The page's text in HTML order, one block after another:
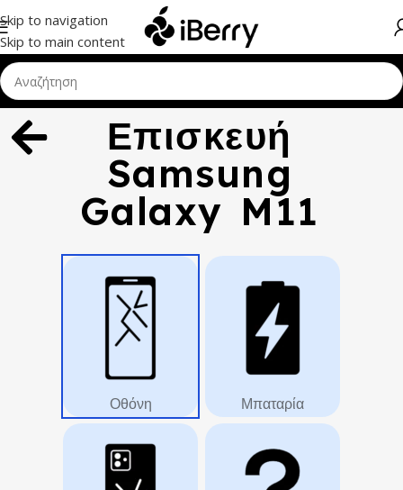
Skip to navigation
Skip to main content
Επισκευή
Samsung
Galaxy M11
Οθόνη Μπαταρία